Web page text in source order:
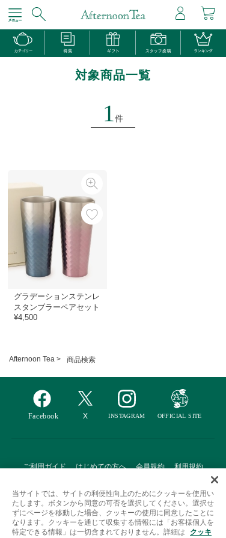
対象商品一覧
1件
グラデーションステンレ
スタンブラーペアセット
¥4,500
Afternoon Tea > 商品検索
ご利用ガイド はじめての方へ 会員規約 利用規約
クッキーポリシー
採用情報 FAQ お問い合わせ
当サイトでは、サイトの利便性向上のためにクッキーを使用い
たします。ボタンから同意の可否を選択してください。選択せ
ずにページを移動した場合、クッキーの使用に同意したことに
なります。クッキーを通じて収集する情報には「お客様個人を
特定できる情報」は一切含まれておりません。詳細は
クッキ